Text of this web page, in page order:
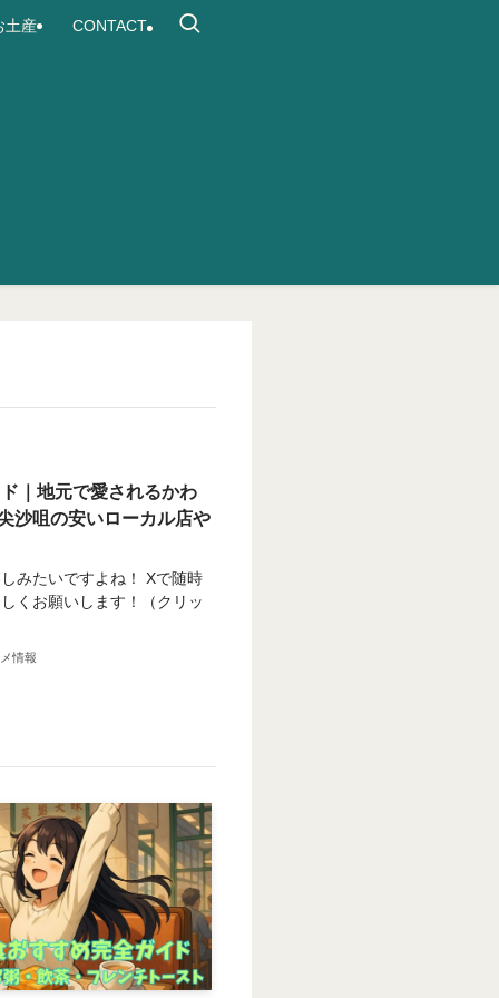
土産 CONTACT
｜地元で愛されるかわ
沙咀の安いローカル店や
みたいですよね！ Xで随時
くお願いします！（クリッ
情報